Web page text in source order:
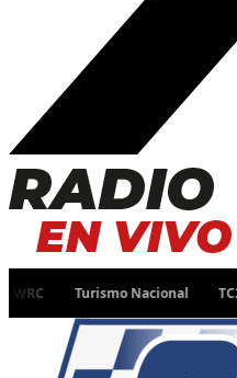
Turismo Nacional TC2000